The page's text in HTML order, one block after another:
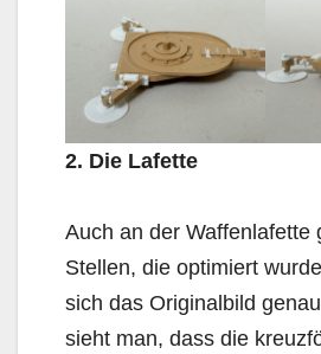
2. Die Lafette
Auch an der Waffenlafette
Stellen, die optimiert
sich das Originalbild
sieht man, dass die